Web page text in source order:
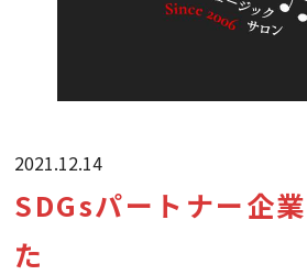
2021.12.14
SDGsパートナー企
た